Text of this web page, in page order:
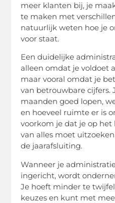
meer klanten bij, je
te maken met
natuurlijk weten hoe je
voor staat.
Een duidelijke
alleen omdat je voldoet
maar vooral omdat je
van betrouwbare cijfers.
maanden goed lopen,
en hoeveel ruimte er is
voorkom je dat je op
van alles moet
de jaarafsluiting.
Wanneer je
ingericht, wordt
Je hoeft minder te
keuzes en kunt met